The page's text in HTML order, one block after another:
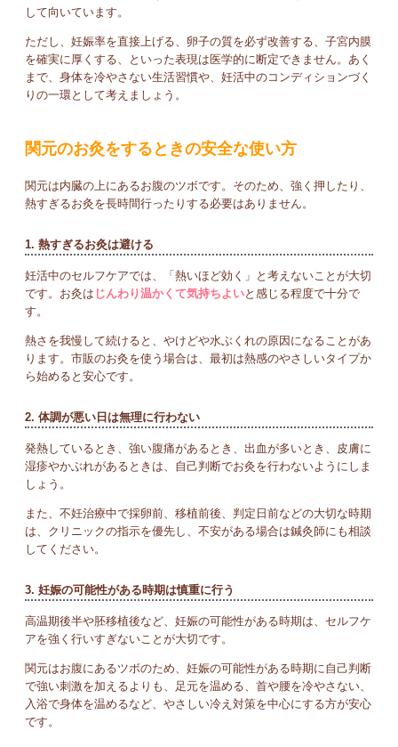
して向いています。
ただし、妊娠率を直接上げる、卵子の質を必ず改善する、子宮内膜
を確実に厚くする、といった表現は医学的に断定できません。あく
まで、身体を冷やさない生活習慣や、妊活中のコンディションづく
りの一環として考えましょう。
関元のお灸をするときの安全な使い方
関元は内臓の上にあるお腹のツボです。そのため、強く押したり、
熱すぎるお灸を長時間行ったりする必要はありません。
1. 熱すぎるお灸は避ける
妊活中のセルフケアでは、「熱いほど効く」と考えないことが大切
です。お灸は じんわり温かくて気持ちよいと感じる程度で十分で
す。
熱さを我慢して続けると、やけどや水ぶくれの原因になることがあ
ります。市販のお灸を使う場合は、最初は熱感のやさしいタイプか
ら始めると安心です。
2. 体調が悪い日は無理に行わない
発熱しているとき、強い腹痛があるとき、出血が多いとき、皮膚に
湿疹やかぶれがあるときは、自己判断でお灸を行わないようにしま
しょう。
また、不妊治療中で採卵前、移植前後、判定日前などの大切な時期
は、クリニックの指示を優先し、不安がある場合は鍼灸師にも相談
してください。
3. 妊娠の可能性がある時期は慎重に行う
高温期後半や胚移植後など、妊娠の可能性がある時期は、セルフケ
アを強く行いすぎないことが大切です。
関元はお腹にあるツボのため、妊娠の可能性がある時期に自己判断
で強い刺激を加えるよりも、足元を温める、首や腰を冷やさない、
入浴で身体を温めるなど、やさしい冷え対策を中心にする方が安心
です。